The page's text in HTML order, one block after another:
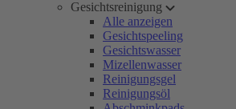
Gesichtsreinigung
Alle anzeigen
Gesichtspeeling
Gesichtswasser
Mizellenwasser
Reinigungsgel
Reinigungsöl